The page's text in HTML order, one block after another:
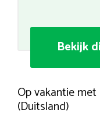
Bekijk
Op vakantie
(Duitsland)